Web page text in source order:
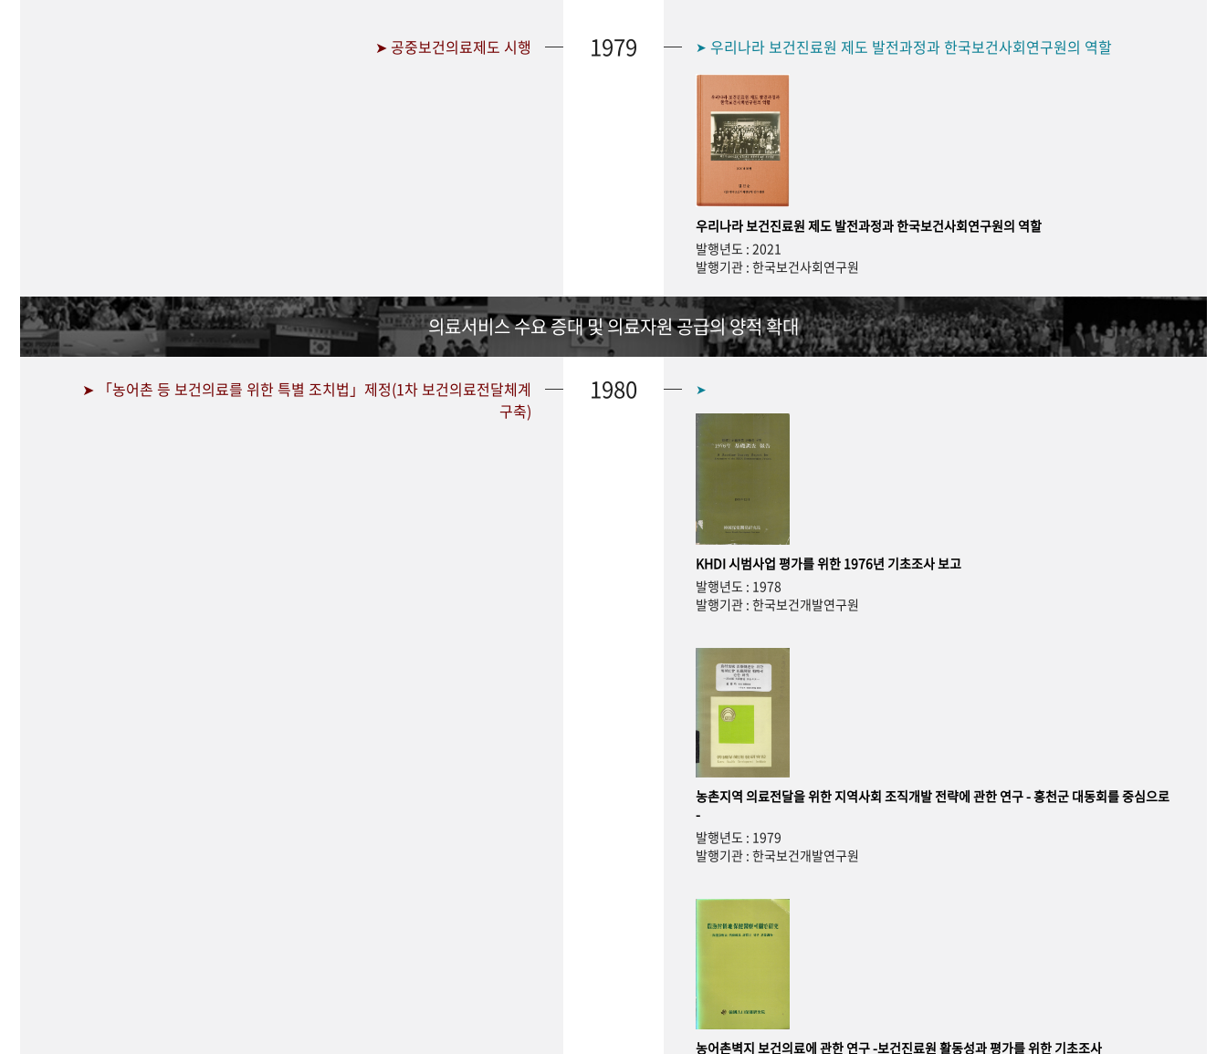
➤ 공중보건의료제도 시행 1979 ➤ 우리나라 보건진료원 제도 발전과정과 한국보건사회연구원의 역할
우리나라 보건진료원 제도 발전과정과 한국보건사회연구원의 역할
발행년도 : 2021
발행기관 : 한국보건사회연구원
의료서비스 수요 증대 및 의료자원 공급의 양적 확대
➤ 「농어촌 등 보건의료를 위한 특별 조치법」제정(1차 보건의료전달체계
구축)
1980 ➤
KHDI 시범사업 평가를 위한 1976년 기초조사 보고
발행년도 : 1978
발행기관 : 한국보건개발연구원
농촌지역 의료전달을 위한 지역사회 조직개발 전략에 관한 연구 - 홍천군 대동회를 중심으로
-
발행년도 : 1979
발행기관 : 한국보건개발연구원
농어촌벽지 보건의료에 관한 연구 -보건진료원 활동성과 평가를 위한 기초조사